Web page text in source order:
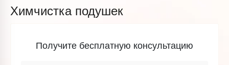
Химчистка подушек
Получите бесплатную консультацию